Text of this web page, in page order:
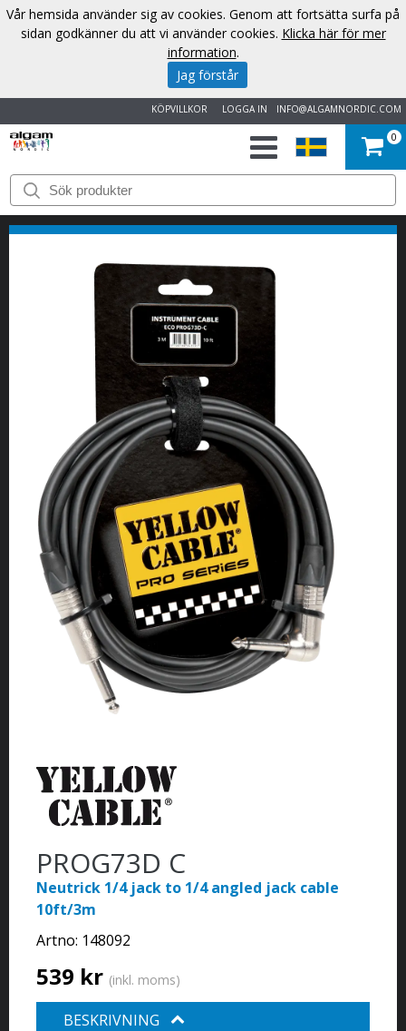
INFO@ALGAMNORDIC.COM
LOGGA IN
KÖPVILLKOR
START
VARUMÄRKEN
NYHETER
OSS
KONTAKT
0
PROG73D C
Neutrick 1/4 jack to 1/4 angled jack cable
10ft/3m
Artno: 148092
539 kr (inkl. moms)
BESKRIVNING
Vår hemsida använder sig av cookies. Genom att fortsätta surfa på
sidan godkänner du att vi använder cookies. Klicka här för mer
information.
Jag förstår